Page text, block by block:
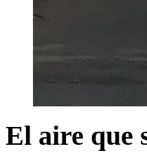
El aire que